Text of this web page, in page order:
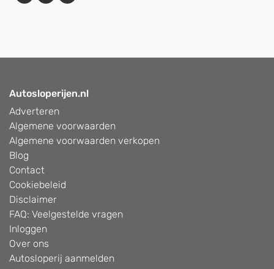
Autosloperijen.nl
Adverteren
Algemene voorwaarden
Algemene voorwaarden verkopen
Blog
Contact
Cookiebeleid
Disclaimer
FAQ: Veelgestelde vragen
Inloggen
Over ons
Autosloperij aanmelden